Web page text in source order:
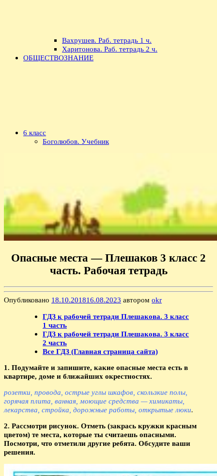
Вахрушев. Раб. тетрадь 1 ч.
Харитонова. Раб. тетрадь 2 ч.
ОБЩЕСТВОЗНАНИЕ
6 класс
Боголюбов. Учебник
Опасные места — Плешаков 3 класс 2
часть. Рабочая тетрадь
Опубликовано 18.10.201816.08.2023 автором okr
ГДЗ к рабочей тетради Плешакова. 3 класс
1 часть
ГДЗ к рабочей тетради Плешакова. 3 класс
2 часть
Все ГДЗ (Главная страница сайта)
1. Подумайте и запишите, какие опасные места есть в
квартире, доме и ближайших окрестностях.
розетки, провода, острые углы шкафов, скользкие полы,
горячая плита, ванная, моющие средства — химикаты,
лекарства, стройка, дорожные работы, открытые люки.
2. Рассмотри рисунок. Отметь (закрась кружки красным
цветом) те места, которые ты считаешь опасными.
Посмотри, что отметили другие ребята. Обсудите ваши
решения.